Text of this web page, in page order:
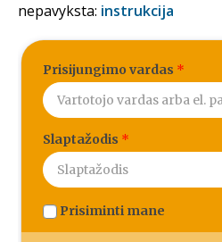
nepavyksta: instrukcija
Prisijungimo vardas *
Slaptažodis *
Prisiminti mane